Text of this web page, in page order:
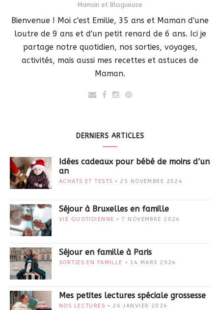
Maman et Blogueuse
Bienvenue ! Moi c'est Emilie, 35 ans et Maman d'une
loutre de 9 ans et d'un petit renard de 6 ans. Ici je
partage notre quotidien, nos sorties, voyages,
activités, mais aussi mes recettes et astuces de
Maman.
DERNIERS ARTICLES
Idées cadeaux pour bébé de moins d’un
an
ACHATS ET TESTS 25 NOVEMBRE 2024
Séjour à Bruxelles en famille
VIE QUOTIDIENNE 7 NOVEMBRE 2024
Séjour en famille à Paris
SORTIES EN FAMILLE 14 MARS 2024
Mes petites lectures spéciale grossesse
NOS LECTURES 26 JANVIER 2024